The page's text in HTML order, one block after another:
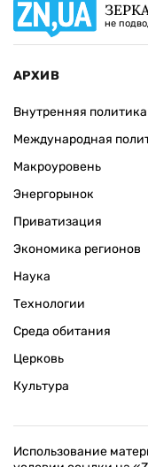
не
АРХИВ
Внутренняя политика
Международная
Макроуровень
Энергорынок
Приватизация
Экономика регионов
Наука
Технологии
Среда обитания
Церковь
Культура
Использование